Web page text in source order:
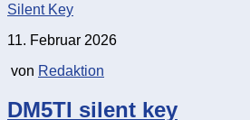
Silent Key
11. Februar 2026
von Redaktion
DM5TI silent key